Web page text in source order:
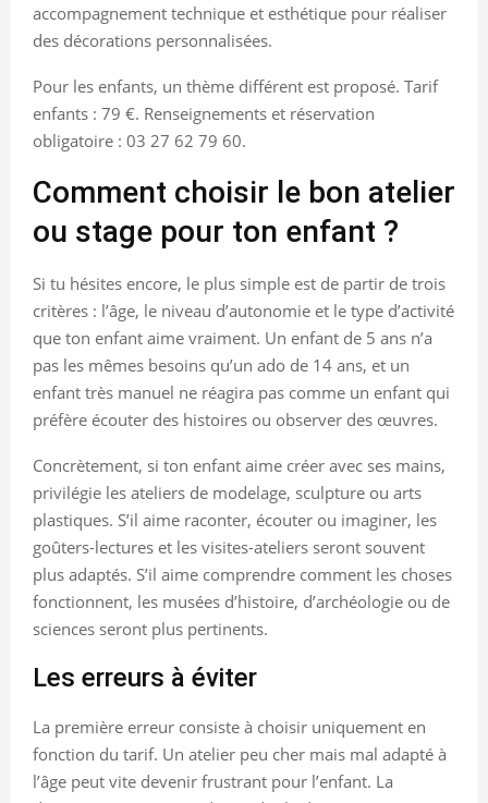
accompagnement technique et esthétique pour réaliser
des décorations personnalisées.
Pour les enfants, un thème différent est proposé. Tarif
enfants : 79 €. Renseignements et réservation
obligatoire : 03 27 62 79 60.
Comment choisir le bon atelier
ou stage pour ton enfant ?
Si tu hésites encore, le plus simple est de partir de trois
critères : l’âge, le niveau d’autonomie et le type d’activité
que ton enfant aime vraiment. Un enfant de 5 ans n’a
pas les mêmes besoins qu’un ado de 14 ans, et un
enfant très manuel ne réagira pas comme un enfant qui
préfère écouter des histoires ou observer des œuvres.
Concrètement, si ton enfant aime créer avec ses mains,
privilégie les ateliers de modelage, sculpture ou arts
plastiques. S’il aime raconter, écouter ou imaginer, les
goûters-lectures et les visites-ateliers seront souvent
plus adaptés. S’il aime comprendre comment les choses
fonctionnent, les musées d’histoire, d’archéologie ou de
sciences seront plus pertinents.
Les erreurs à éviter
La première erreur consiste à choisir uniquement en
fonction du tarif. Un atelier peu cher mais mal adapté à
l’âge peut vite devenir frustrant pour l’enfant. La